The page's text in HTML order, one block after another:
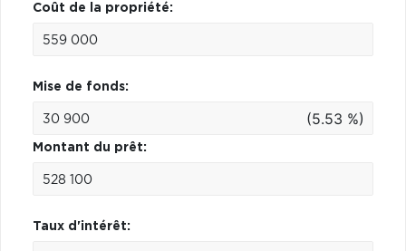
Coût de la propriété:
Mise de fonds:
(5.53 %)
Montant du prêt:
Taux d'intérêt: